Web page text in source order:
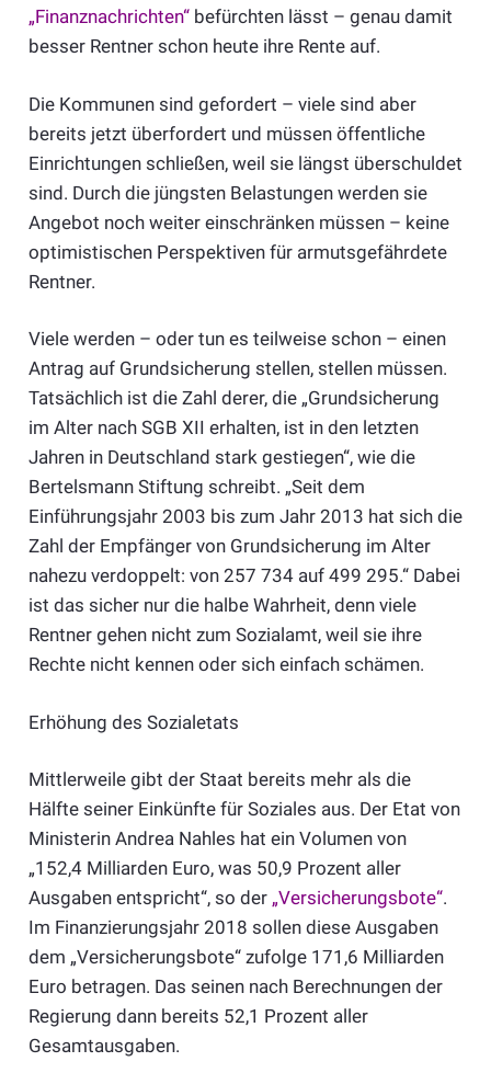
„Finanznachrichten“befürchten lässt – genau damit
besser Rentner schon heute ihre Rente auf.
Die Kommunen sind gefordert – viele sind aber
bereits jetzt überfordert und müssen öffentliche
Einrichtungen schließen, weil sie längst überschuldet
sind. Durch die jüngsten Belastungen werden sie
Angebot noch weiter einschränken müssen – keine
optimistischen Perspektiven für armutsgefährdete
Rentner.
Viele werden – oder tun es teilweise schon – einen
Antrag auf Grundsicherung stellen, stellen müssen.
Tatsächlich ist die Zahl derer, die „Grundsicherung
im Alter nach SGB XII erhalten, ist in den letzten
Jahren in Deutschland stark gestiegen“, wie die
Bertelsmann Stiftung schreibt. „Seit dem
Einführungsjahr 2003 bis zum Jahr 2013 hat sich die
Zahl der Empfänger von Grundsicherung im Alter
nahezu verdoppelt: von 257 734 auf 499 295.“ Dabei
ist das sicher nur die halbe Wahrheit, denn viele
Rentner gehen nicht zum Sozialamt, weil sie ihre
Rechte nicht kennen oder sich einfach schämen.
Erhöhung des Sozialetats
Mittlerweile gibt der Staat bereits mehr als die
Hälfte seiner Einkünfte für Soziales aus. Der Etat von
Ministerin Andrea Nahles hat ein Volumen von
„152,4 Milliarden Euro, was 50,9 Prozent aller
Ausgaben entspricht“, so der „Versicherungsbote“.
Im Finanzierungsjahr 2018 sollen diese Ausgaben
dem „Versicherungsbote“ zufolge 171,6 Milliarden
Euro betragen. Das seinen nach Berechnungen der
Regierung dann bereits 52,1 Prozent aller
Gesamtausgaben.